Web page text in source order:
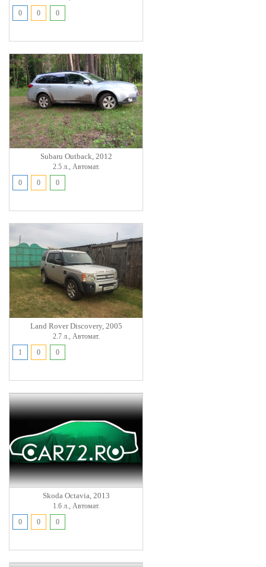
0
0 0
Subaru Outback, 2012
2.5 л., Автомат.
0
0 0
Land Rover Discovery, 2005
2.7 л., Автомат.
1
0 0
Skoda Octavia, 2013
1.6 л., Автомат.
0
0 0